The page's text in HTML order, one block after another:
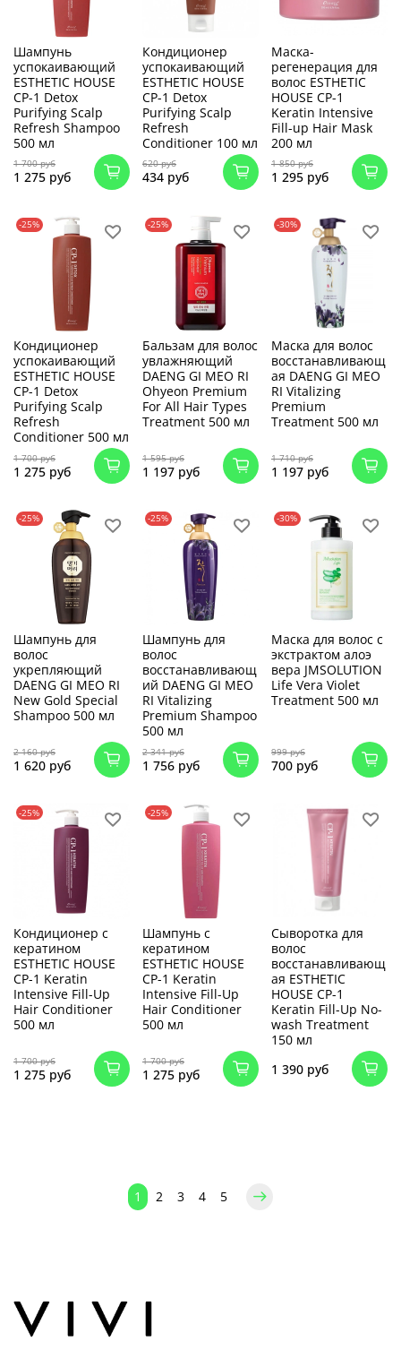
Шампунь
успокаивающий
ESTHETIC HOUSE
CP-1 Detox
Purifying Scalp
Refresh Shampoo
500 мл
1 700 руб
1 275 руб
Кондиционер
успокаивающий
ESTHETIC HOUSE
CP-1 Detox
Purifying Scalp
Refresh
Conditioner 100 мл
620 руб
434 руб
Маска-
регенерация для
волос ESTHETIC
HOUSE CP-1
Keratin Intensive
Fill-up Hair Mask
200 мл
1 850 руб
1 295 руб
-25%
Кондиционер
успокаивающий
ESTHETIC HOUSE
CP-1 Detox
Purifying Scalp
Refresh
Conditioner 500 мл
1 700 руб
1 275 руб
-25%
Бальзам для волос
увлажняющий
DAENG GI MEO RI
Ohyeon Premium
For All Hair Types
Treatment 500 мл
1 595 руб
1 197 руб
-30%
Маска для волос
восстанавливающ
ая DAENG GI MEO
RI Vitalizing
Premium
Treatment 500 мл
1 710 руб
1 197 руб
-25%
Шампунь для
волос
укрепляющий
DAENG GI MEO RI
New Gold Special
Shampoo 500 мл
2 160 руб
1 620 руб
-25%
Шампунь для
волос
восстанавливающ
ий DAENG GI MEO
RI Vitalizing
Premium Shampoo
500 мл
2 341 руб
1 756 руб
-30%
Маска для волос с
экстрактом алоэ
вера JMSOLUTION
Life Vera Violet
Treatment 500 мл
999 руб
700 руб
-25%
Кондиционер с
кератином
ESTHETIC HOUSE
CP-1 Keratin
Intensive Fill-Up
Hair Conditioner
500 мл
1 700 руб
1 275 руб
-25%
Шампунь с
кератином
ESTHETIC HOUSE
CP-1 Keratin
Intensive Fill-Up
Hair Conditioner
500 мл
1 700 руб
1 275 руб
Сыворотка для
волос
восстанавливающ
ая ESTHETIC
HOUSE CP-1
Keratin Fill-Up No-
wash Treatment
150 мл
1 390 руб
1 2 3 4 5